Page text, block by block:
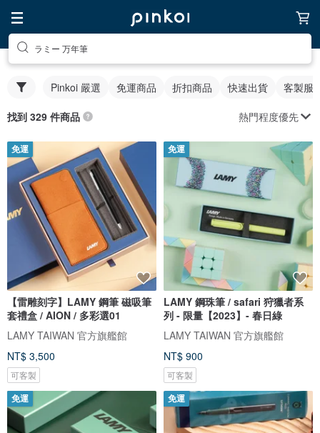
ラミー 万年筆
Pinkoi 嚴選 免運商品 折扣商品 快速出貨 客製服
找到 329 件商品 熱門程度優先
免運
【雷雕刻字】LAMY 鋼筆 磁吸筆
套禮盒 / AION / 多彩選01
LAMY TAIWAN 官方旗艦館
NT$ 3,500
可客製
免運
LAMY 鋼珠筆 / safari 狩獵者系
列 - 限量【2023】- 春日綠
LAMY TAIWAN 官方旗艦館
NT$ 900
可客製
免運 免運